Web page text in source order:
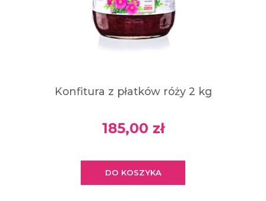
Konfitura z płatków róży 2 kg
185,00 zł
DO KOSZYKA